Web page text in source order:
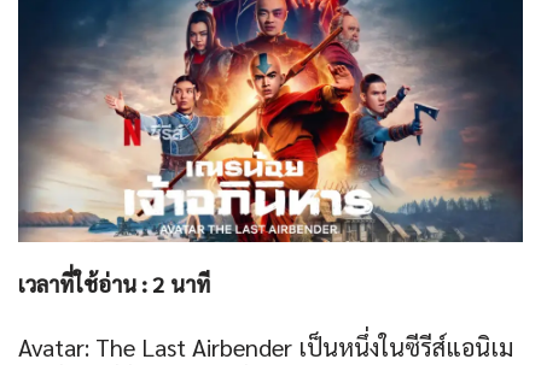
เวลาที่ใช้อ่าน :2 นาที
Avatar: The Last Airbender เป็นหนึ่งในซีรีส์แอนิเม